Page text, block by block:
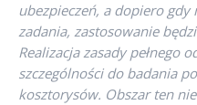
ubezpieczeń, a dopiero gdy
zadania, zastosowanie
Realizacja zasady pełnego
szczególności do badania
kosztorysów. Obszar ten